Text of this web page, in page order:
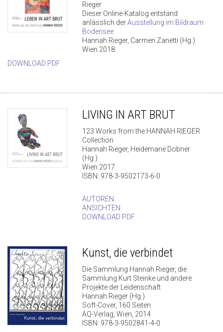
Rieger
Dieser Online-Katalog entstand
anlässlich derAusstellung im Bildraum
Bodensee
Hannah Rieger, Carmen Zanetti (Hg.)
Wien 2018
DOWNLOAD PDF
LIVING IN ART BRUT
123 Works from the HANNAH RIEGER
Collection
Hannah Rieger, Heidemarie Dobner
(Hg.)
Wien 2017
ISBN: 978-3-9502173-6-0
AUTOREN
ANSICHTEN
DOWNLOAD PDF
Kunst, die verbindet
Die Sammlung Hannah Rieger, die
Sammlung Kurt Steinke und andere
Projekte der Leidenschaft
Hannah Rieger (Hg.)
Soft-Cover, 160 Seiten
AQ-Verlag, Wien, 2014
ISBN: 978-3-9502841-4-0